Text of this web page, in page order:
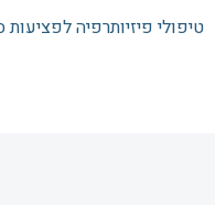
טיפולי פיזיותרפיה לפציעות